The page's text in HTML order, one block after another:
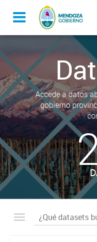
Accede a datos
gobierno